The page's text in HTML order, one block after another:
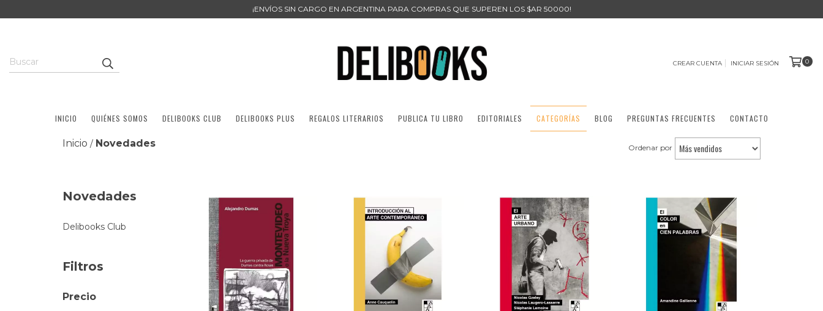
¡ENVÍOS SIN CARGO EN ARGENTINA PARA COMPRAS QUE SUPEREN LOS $AR 50000!
CREAR CUENTA INICIAR SESIÓN 0
INICIO QUIÉNES SOMOS DELIBOOKS CLUB DELIBOOKS PLUS REGALOS LITERARIOS PUBLICA TU LIBRO EDITORIALES CATEGORÍAS BLOG PREGUNTAS FRECUENTES CONTACTO
Inicio / Novedades Ordenar por
Novedades
Delibooks Club
Filtros
Precio